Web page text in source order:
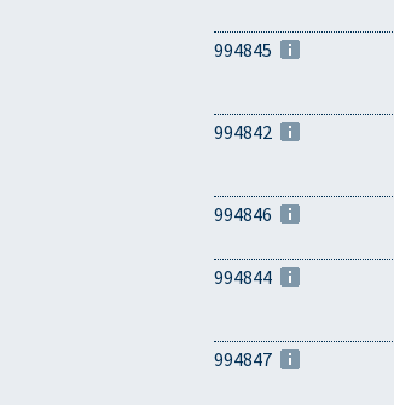
994845
994842
994846
994844
994847